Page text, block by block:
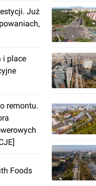
Już
i place
remontu.
Foods